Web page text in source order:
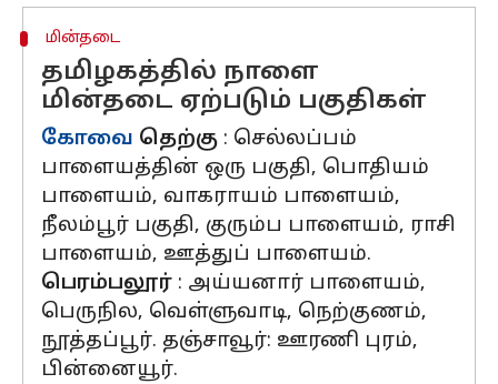
மின்தடை
தமிழகத்தில் நாளை
மின்தடை ஏற்படும் பகுதிகள்
கோவை தெற்கு : செல்லப்பம்
பாளையத்தின் ஒரு பகுதி, பொதியம்
பாளையம், வாகராயம் பாளையம்,
நீலம்பூர் பகுதி, குரும்ப பாளையம், ராசி
பாளையம், ஊத்துப் பாளையம்.
பெரம்பலூர் : அய்யனார் பாளையம்,
பெருநில, வெள்ளுவாடி, நெற்குணம்,
நூத்தப்பூர். தஞ்சாவூர்: ஊரணி புரம்,
பின்னையூர்.